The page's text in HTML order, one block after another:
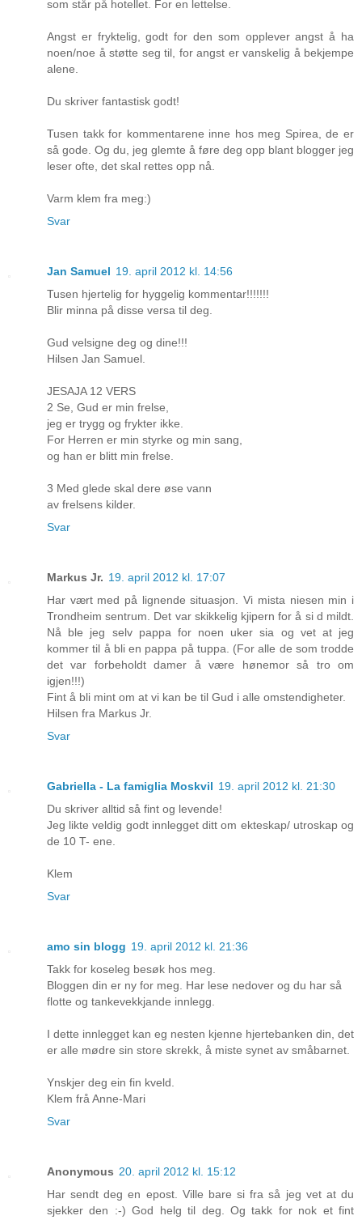
som står på hotellet. For en lettelse.
Angst er fryktelig, godt for den som opplever angst å ha
noen/noe å støtte seg til, for angst er vanskelig å bekjempe
alene.
Du skriver fantastisk godt!
Tusen takk for kommentarene inne hos meg Spirea, de er
så gode. Og du, jeg glemte å føre deg opp blant blogger jeg
leser ofte, det skal rettes opp nå.
Varm klem fra meg:)
Svar
Jan Samuel 19. april 2012 kl. 14:56
Tusen hjertelig for hyggelig kommentar!!!!!!!
Blir minna på disse versa til deg.
Gud velsigne deg og dine!!!
Hilsen Jan Samuel.
JESAJA 12 VERS
2 Se, Gud er min frelse,
jeg er trygg og frykter ikke.
For Herren er min styrke og min sang,
og han er blitt min frelse.
3 Med glede skal dere øse vann
av frelsens kilder.
Svar
Markus Jr. 19. april 2012 kl. 17:07
Har vært med på lignende situasjon. Vi mista niesen min i
Trondheim sentrum. Det var skikkelig kjipern for å si d mildt.
Nå ble jeg selv pappa for noen uker sia og vet at jeg
kommer til å bli en pappa på tuppa. (For alle de som trodde
det var forbeholdt damer å være hønemor så tro om
igjen!!!)
Fint å bli mint om at vi kan be til Gud i alle omstendigheter.
Hilsen fra Markus Jr.
Svar
Gabriella - La famiglia Moskvil 19. april 2012 kl. 21:30
Du skriver alltid så fint og levende!
Jeg likte veldig godt innlegget ditt om ekteskap/ utroskap og
de 10 T- ene.
Klem
Svar
amo sin blogg 19. april 2012 kl. 21:36
Takk for koseleg besøk hos meg.
Bloggen din er ny for meg. Har lese nedover og du har så
flotte og tankevekkjande innlegg.
I dette innlegget kan eg nesten kjenne hjertebanken din, det
er alle mødre sin store skrekk, å miste synet av småbarnet.
Ynskjer deg ein fin kveld.
Klem frå Anne-Mari
Svar
Anonymous 20. april 2012 kl. 15:12
Har sendt deg en epost. Ville bare si fra så jeg vet at du
sjekker den :-) God helg til deg. Og takk for nok et fint